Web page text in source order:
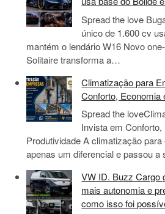
Spread the love
único de 1.600 cv
mantém o lendário W16 Novo
Solitaire transforma a…
Climatização para
Conforto, Economia
Spread the
Invista em
Produtividade A climatização
apenas um diferencial e passou
VW ID. Buzz Cargo
mais autonomia e
como isso foi